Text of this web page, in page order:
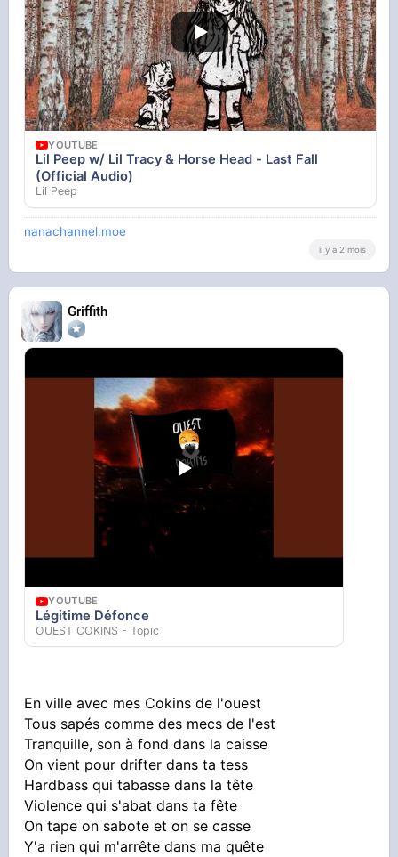
YOUTUBE
Lil Peep w/ Lil Tracy & Horse Head - Last Fall
(Official Audio)
Lil Peep
nanachannel.moe
il y a 2 mois
Griffith
YOUTUBE
Légitime Défonce
OUEST COKINS - Topic
En ville avec mes Cokins de l'ouest
Tous sapés comme des mecs de l'est
Tranquille, son à fond dans la caisse
On vient pour drifter dans ta tess
Hardbass qui tabasse dans la tête
Violence qui s'abat dans ta fête
On tape on sabote et on se casse
Y'a rien qui m'arrête dans ma quête